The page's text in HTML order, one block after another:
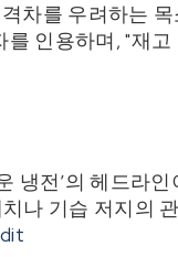
차를 우려하는
인용하며, "재고
냉전’의 헤드라인
나 기습 저지의